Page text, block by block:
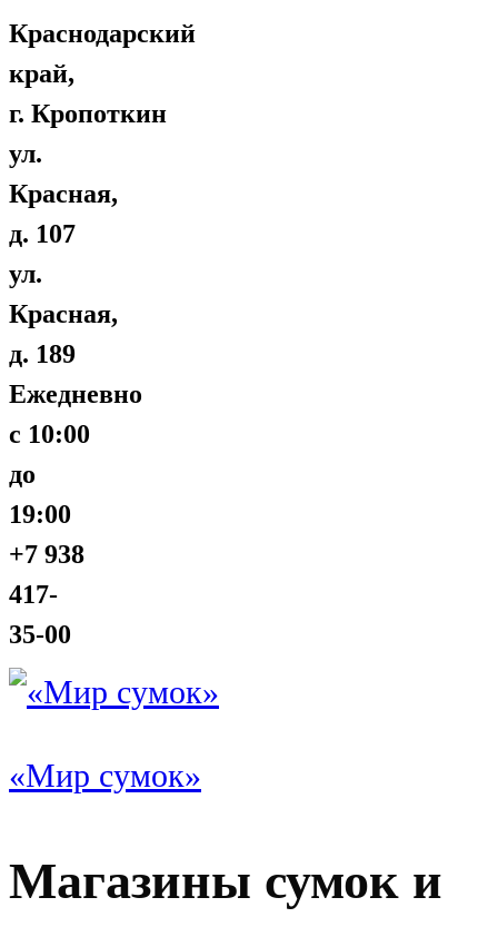
Краснодарский
край,
г. Кропоткин
ул.
Красная,
д. 107
ул.
Красная,
д. 189
Ежедневно
с 10:00
до
19:00
+7 938
417-
35-00
«Мир сумок»
Магазины сумок и